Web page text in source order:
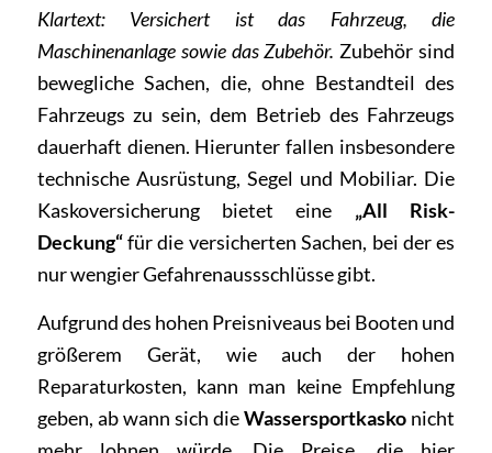
Klartext: Versichert ist das Fahrzeug, die
Maschinenanlage sowie das Zubehör. Zubehör sind
bewegliche Sachen, die, ohne Bestandteil des
Fahrzeugs zu sein, dem Betrieb des Fahrzeugs
dauerhaft dienen. Hierunter fallen insbesondere
technische Ausrüstung, Segel und Mobiliar. Die
Kaskoversicherung bietet eine „All Risk-
Deckung“für die versicherten Sachen, bei der es
nur wengier Gefahrenaussschlüsse gibt.
Aufgrund des hohen Preisniveaus bei Booten und
größerem Gerät, wie auch der hohen
Reparaturkosten, kann man keine Empfehlung
geben, ab wann sich dieWassersportkasko nicht